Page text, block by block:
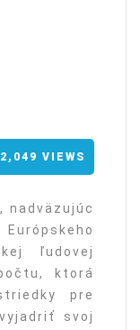
2,049 VIEWS
nadväzujúc
ľudovej
ktorá
pre
svoj